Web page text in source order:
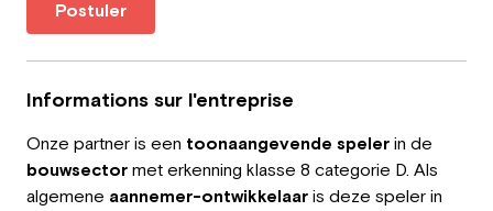
Travailleur
Employeur
Postuler
Informations sur l'entreprise
Onze partner is een toonaangevende speler in de
bouwsector met erkenning klasse 8 categorie D. Als
algemene aannemer-ontwikkelaar is deze speler in